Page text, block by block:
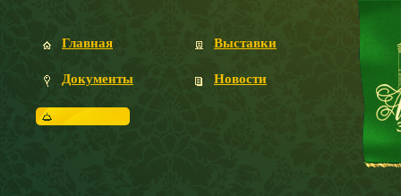
Главная
Документы
Посетителям
Выставки
Новости